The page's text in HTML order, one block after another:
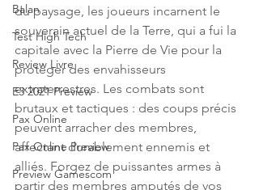
Balan
Test High Tech
Review Livre
E3 2021 Preview
Pax Online
Pax Online Preview
Preview Gamescom
du paysage, les joueurs incarnent le
souverain actuel de la Terre, qui a fui la
capitale avec la Pierre de Vie pour la
protéger des envahisseurs
extraterrestres. Les combats sont
brutaux et tactiques : des coups précis
peuvent arracher des membres,
affectant durablement ennemis et
alliés. Forgez de puissantes armes à
partir des membres amputés de vos